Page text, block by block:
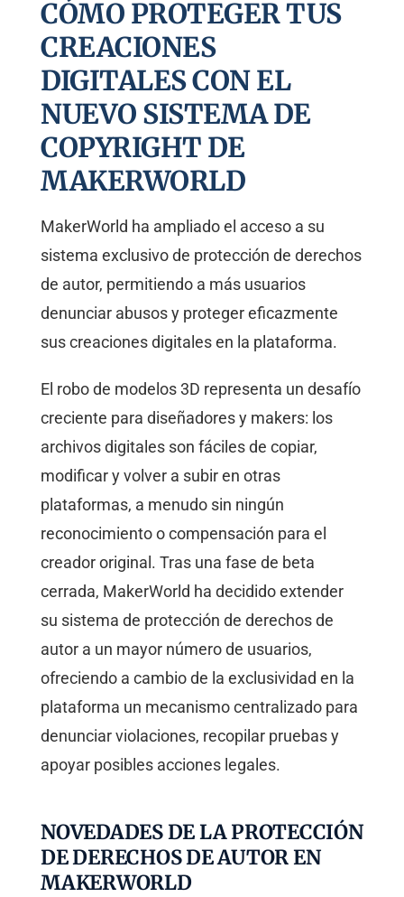
CÓMO PROTEGER TUS
CREACIONES
DIGITALES CON EL
NUEVO SISTEMA DE
COPYRIGHT DE
MAKERWORLD
MakerWorld ha ampliado el acceso a su
sistema exclusivo de protección de derechos
de autor, permitiendo a más usuarios
denunciar abusos y proteger eficazmente
sus creaciones digitales en la plataforma.
El robo de modelos 3D representa un desafío
creciente para diseñadores y makers: los
archivos digitales son fáciles de copiar,
modificar y volver a subir en otras
plataformas, a menudo sin ningún
reconocimiento o compensación para el
creador original. Tras una fase de beta
cerrada, MakerWorld ha decidido extender
su sistema de protección de derechos de
autor a un mayor número de usuarios,
ofreciendo a cambio de la exclusividad en la
plataforma un mecanismo centralizado para
denunciar violaciones, recopilar pruebas y
apoyar posibles acciones legales.
NOVEDADES DE LA PROTECCIÓN
DE DERECHOS DE AUTOR EN
MAKERWORLD